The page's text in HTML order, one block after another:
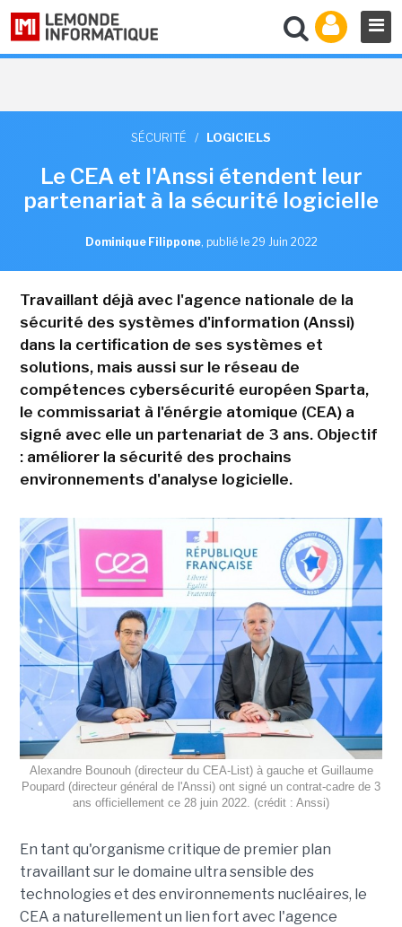
SÉCURITÉ / LOGICIELS
Le CEA et l'Anssi étendent leur
partenariat à la sécurité logicielle
Dominique Filippone, publié le 29 Juin 2022
Travaillant déjà avec l'agence nationale de la
sécurité des systèmes d'information (Anssi)
dans la certification de ses systèmes et
solutions, mais aussi sur le réseau de
compétences cybersécurité européen Sparta,
le commissariat à l'énérgie atomique (CEA) a
signé avec elle un partenariat de 3 ans. Objectif
: améliorer la sécurité des prochains
environnements d'analyse logicielle.
Alexandre Bounouh (directeur du CEA-List) à gauche et Guillaume
Poupard (directeur général de l'Anssi) ont signé un contrat-cadre de 3
ans officiellement ce 28 juin 2022. (crédit : Anssi)
En tant qu'organisme critique de premier plan
travaillant sur le domaine ultra sensible des
technologies et des environnements nucléaires, le
CEA a naturellement un lien fort avec l'agence